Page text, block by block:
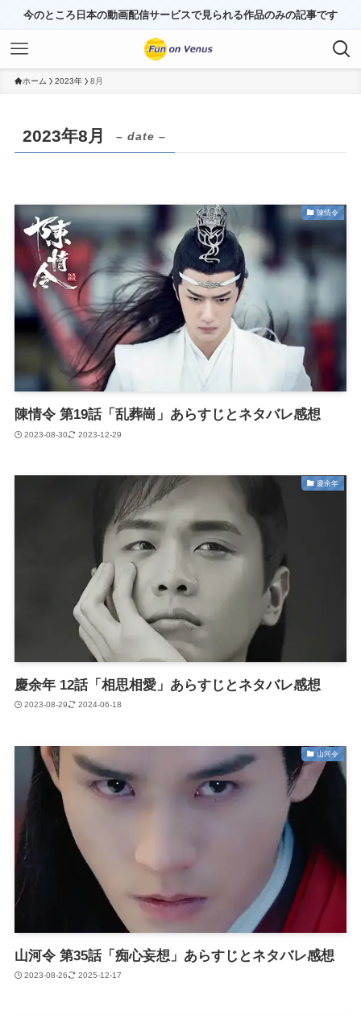
今のところ日本の動画配信サービスで見られる作品のみの記事です
ホーム 2023年 8月
2023年8月 – date –
陳情令
陳情令 第19話「乱葬崗」あらすじとネタバレ感想
2023-08-30 2023-12-29
慶余年
慶余年 12話「相思相愛」あらすじとネタバレ感想
2023-08-29 2024-06-18
山河令
山河令 第35話「痴心妄想」あらすじとネタバレ感想
2023-08-26 2025-12-17